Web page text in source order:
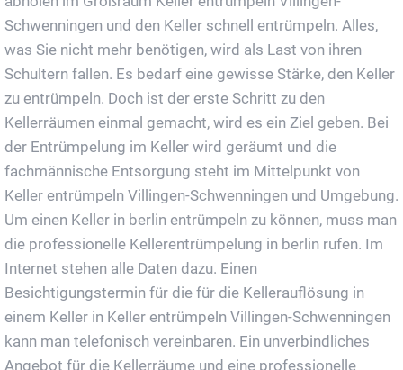
Schwenningen und den Keller schnell entrümpeln. Alles,
was Sie nicht mehr benötigen, wird als Last von ihren
Schultern fallen. Es bedarf eine gewisse Stärke, den Keller
zu entrümpeln. Doch ist der erste Schritt zu den
Kellerräumen einmal gemacht, wird es ein Ziel geben. Bei
der Entrümpelung im Keller wird geräumt und die
fachmännische Entsorgung steht im Mittelpunkt von
Keller entrümpeln Villingen-Schwenningen und Umgebung.
Um einen Keller in berlin entrümpeln zu können, muss man
die professionelle Kellerentrümpelung in berlin rufen. Im
Internet stehen alle Daten dazu. Einen
Besichtigungstermin für die für die Kellerauflösung in
einem Keller in Keller entrümpeln Villingen-Schwenningen
kann man telefonisch vereinbaren. Ein unverbindliches
Angebot für die Kellerräume und eine professionelle